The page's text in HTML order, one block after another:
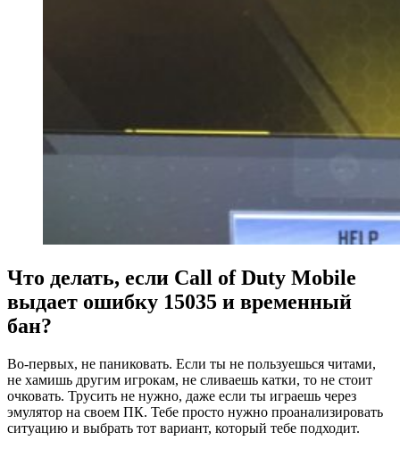
Что делать, если Call of Duty Mobile
выдает ошибку 15035 и временный
бан?
Во-первых, не паниковать. Если ты не пользуешься читами,
не хамишь другим игрокам, не сливаешь катки, то не стоит
очковать. Трусить не нужно, даже если ты играешь через
эмулятор на своем ПК. Тебе просто нужно проанализировать
ситуацию и выбрать тот вариант, который тебе подходит.